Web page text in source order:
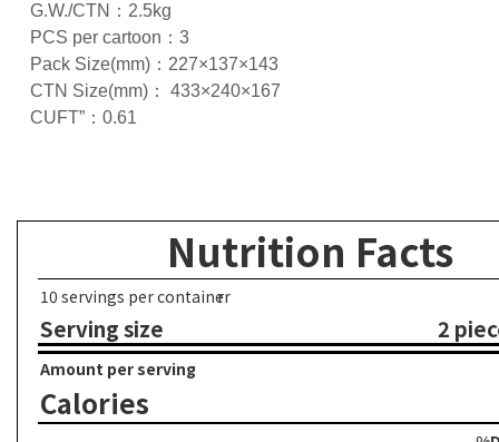
G.W./CTN：2.5kg
PCS per cartoon：3
Pack Size(mm)：227×137×143
CTN Size(mm)： 433×240×167
CUFT”：0.61
Nutrition Facts
10 servings per container
r
Serving size 2
Amount per serving
Calories